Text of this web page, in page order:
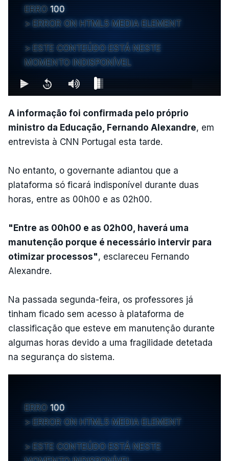
ERRO 100
ERROR ON HTML5 MEDIA ELEMENT
ESTE CONTEÚDO ESTÁ NESTE
MOMENTO INDISPONÍVEL
A informação foi confirmada pelo próprio
ministro da Educação, Fernando Alexandre, em
entrevista à CNN Portugal esta tarde.
No entanto, o governante adiantou que a
plataforma só ficará indisponível durante duas
horas, entre as 00h00 e as 02h00.
"Entre as 00h00 e as 02h00, haverá uma
manutenção porque é necessário intervir para
otimizar processos", esclareceu Fernando
Alexandre.
Na passada segunda-feira, os professores já
tinham ficado sem acesso à plataforma de
classificação que esteve em manutenção durante
algumas horas devido a uma fragilidade detetada
na segurança do sistema.
ERRO 100
ERROR ON HTML5 MEDIA ELEMENT
ESTE CONTEÚDO ESTÁ NESTE